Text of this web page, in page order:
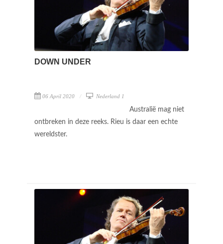
DOWN UNDER
06 April 2020 Nederland 1
Australië mag niet
ontbreken in deze reeks. Rieu is daar een echte
wereldster.